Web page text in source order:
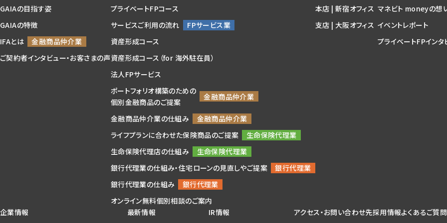
GAIAの目指す姿
GAIAの特徴
IFAとは
ご契約者インタビュー・お客さまの声
プライベートFPコース
サービスご利用の流れ
資産形成コース
資産形成コース（for 海外駐在員）
法人FPサービス
ポートフォリオ構築のための
個別金融商品のご提案
金融商品仲介業の仕組み
ライフプランに合わせた保険商品のご提案
生命保険代理店の仕組み
銀行代理業の仕組み・住宅ローンの見直しやご提案
銀行代理業の仕組み
オンライン無料個別相談のご案内
本店 | 新宿オフィス
支店 | 大阪オフィス
マネビト moneyの想
イベントレポート
プライベートFPインタ
企業情報 最新情報 IR情報 アクセス・お問い合わせ先採用情報よくあるご質問